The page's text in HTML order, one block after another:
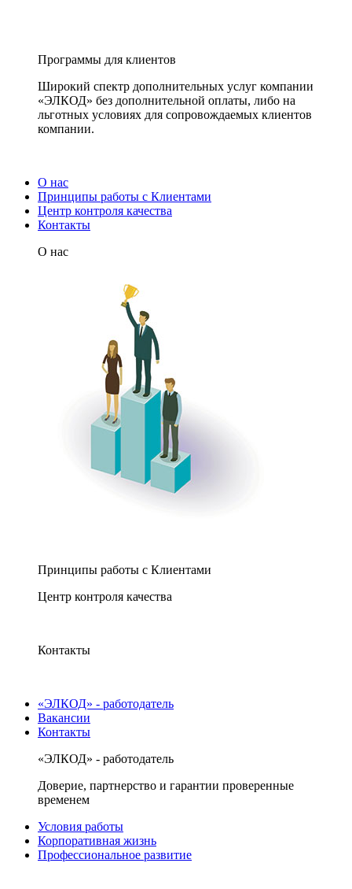
Программы для клиентов
Широкий спектр дополнительных услуг компании
«ЭЛКОД» без дополнительной оплаты, либо на
льготных условиях для сопровождаемых клиентов
компании.
О нас
Принципы работы с Клиентами
Центр контроля качества
Контакты
О нас
Принципы работы с Клиентами
Центр контроля качества
Контакты
«ЭЛКОД» - работодатель
Вакансии
Контакты
«ЭЛКОД» - работодатель
Доверие, партнерство и гарантии проверенные
временем
Условия работы
Корпоративная жизнь
Профессиональное развитие